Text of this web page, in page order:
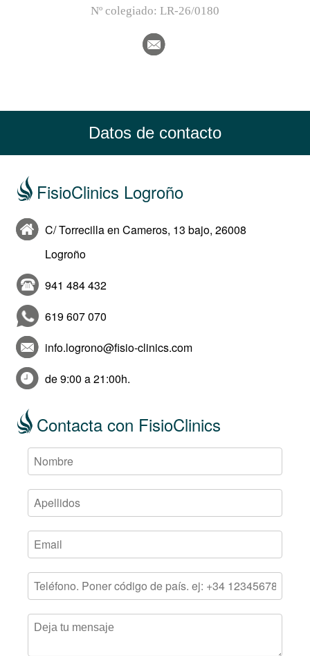
Nº colegiado: LR-26/0180
Datos de contacto
FisioClinics Logroño
C/ Torrecilla en Cameros, 13 bajo, 26008
Logroño
941 484 432
619 607 070
info.logrono@fisio-clinics.com
de 9:00 a 21:00h.
Contacta con FisioClinics